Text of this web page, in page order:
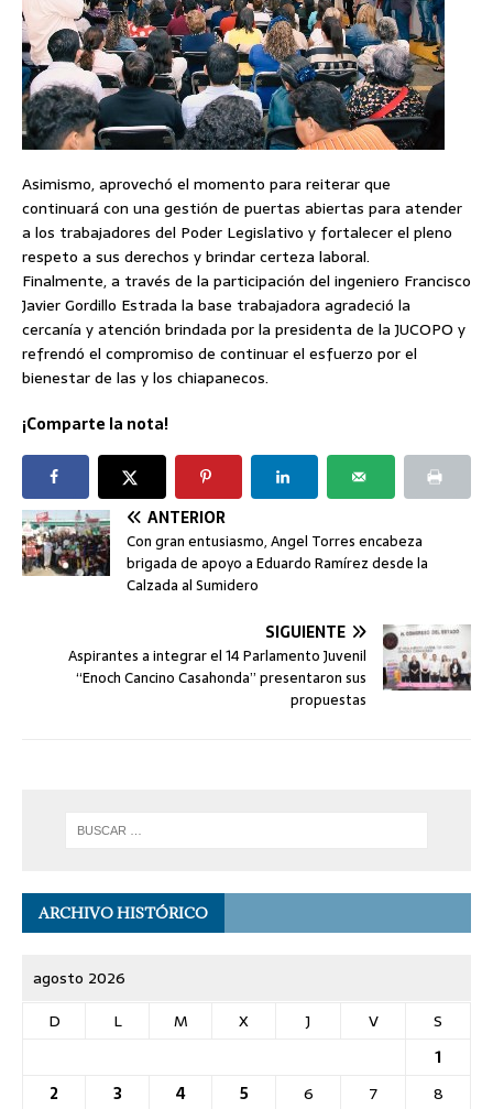
Asimismo, aprovechó el momento para reiterar que
continuará con una gestión de puertas abiertas para atender
a los trabajadores del Poder Legislativo y fortalecer el pleno
respeto a sus derechos y brindar certeza laboral.
Finalmente, a través de la participación del ingeniero Francisco
Javier Gordillo Estrada la base trabajadora agradeció la
cercanía y atención brindada por la presidenta de la JUCOPO y
refrendó el compromiso de continuar el esfuerzo por el
bienestar de las y los chiapanecos.
¡Comparte la nota!
ANTERIOR
Con gran entusiasmo, Angel Torres encabeza
brigada de apoyo a Eduardo Ramírez desde la
Calzada al Sumidero
SIGUIENTE
Aspirantes a integrar el 14 Parlamento Juvenil
“Enoch Cancino Casahonda” presentaron sus
propuestas
ARCHIVO HISTÓRICO
agosto 2026
D
L M X J V
S
1
2
3 4 5 6 7
8